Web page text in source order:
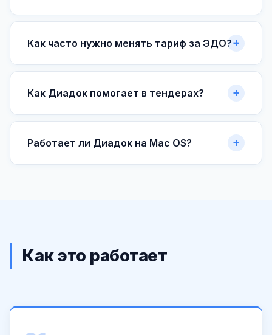
Как часто нужно менять тариф за ЭДО?
Как Диадок помогает в тендерах?
Работает ли Диадок на Mac OS?
Как это работает